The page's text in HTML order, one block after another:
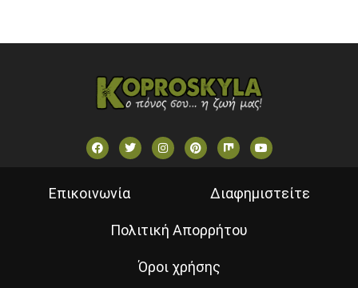
Επικοινωνία Διαφημιστείτε
Πολιτική Απορρήτου
Όροι χρήσης